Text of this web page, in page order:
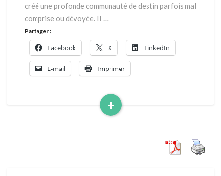
la
paix
dans
monde
créé une profonde communauté de destin parfois mal
comprise ou dévoyée. II …
+
Read
Partager :
Facebook X LinkedIn
E-mail Imprimer